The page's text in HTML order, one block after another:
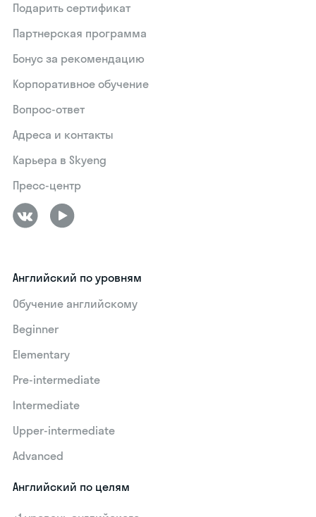
Подарить сертификат
Партнерская программа
Бонус за рекомендацию
Корпоративное обучение
Вопрос-ответ
Адреса и контакты
Карьера в Skyeng
Пресс-центр
Английский по уровням
Обучение английскому
Beginner
Elementary
Pre-intermediate
Intermediate
Upper-intermediate
Advanced
Английский по целям